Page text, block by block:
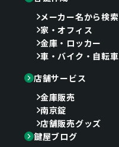
メーカー名から検索
家・オフィス
金庫・ロッカー
車・バイク・自転車
店舗サービス
金庫販売
南京錠
店舗販売グッズ
鍵屋ブログ